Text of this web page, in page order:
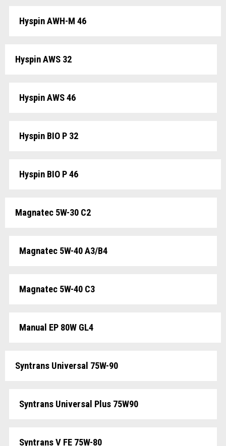
Hyspin AWH-M 46
Hyspin AWS 32
Hyspin AWS 46
Hyspin BIO P 32
Hyspin BIO P 46
Magnatec 5W-30 C2
Magnatec 5W-40 A3/B4
Magnatec 5W-40 C3
Manual EP 80W GL4
Syntrans Universal 75W-90
Syntrans Universal Plus 75W90
Syntrans V FE 75W-80